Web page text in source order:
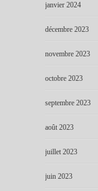
janvier 2024
décembre 2023
novembre 2023
octobre 2023
septembre 2023
août 2023
juillet 2023
juin 2023